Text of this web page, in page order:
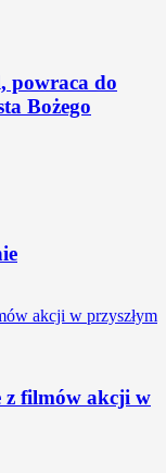
powraca do
Bożego
z filmów akcji w